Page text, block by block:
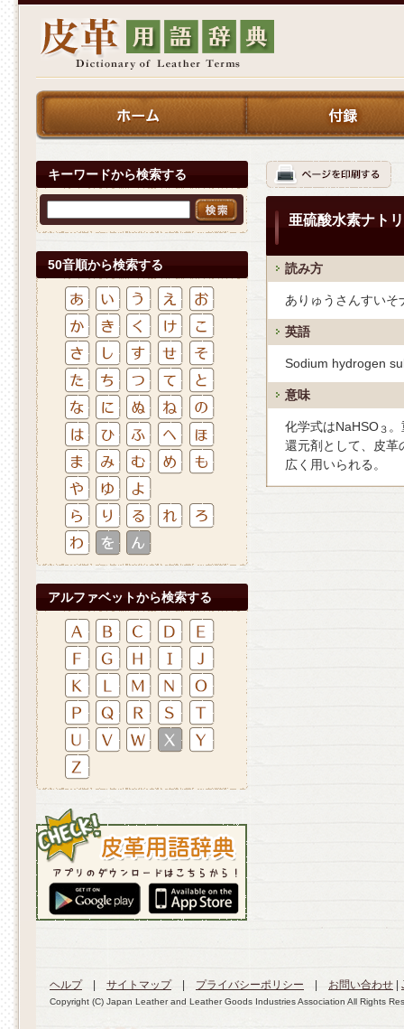
キーワードから検索する
50音順から検索する
アルファベットから検索する
亜硫酸水素ナト
読み方
ありゅうさんすいそ
英語
Sodium hydrogen
意味
化学式はNaHSO３
還元剤として、皮革
広く用いられる。
ヘルプ| サイトマップ| プライバシーポリシー お問い合わせ
Copyright (C) Japan Leather and Leather Goods Industries Association All Rights